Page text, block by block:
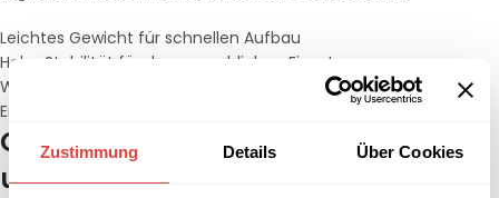
Zustimmung Details Über Cookies
Leichtes Gewicht für schnellen Aufbau
Hohe Stabilität für den gewerblichen Einsatz
Wetterfest – ideal als
Einfach stapelbar und platzsparend
Garten Klappstühle für Terrassen
und Außenbereiche